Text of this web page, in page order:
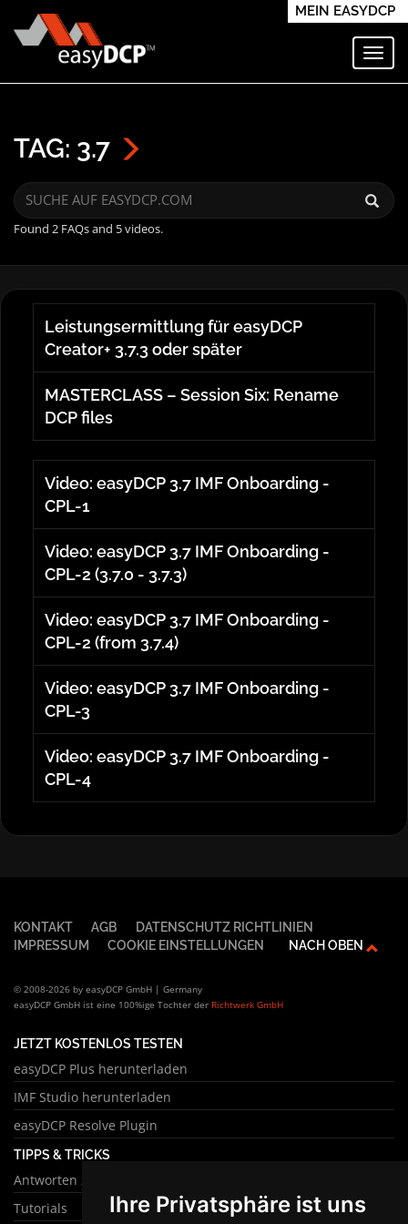
Ihre Privatsphäre ist uns
MEIN EASYDCP
TAG: 3.7
Found 2 FAQs and 5 videos.
Leistungsermittlung für easyDCP
Creator+ 3.7.3 oder später
MASTERCLASS – Session Six: Rename
DCP files
Video: easyDCP 3.7 IMF Onboarding -
CPL-1
Video: easyDCP 3.7 IMF Onboarding -
CPL-2 (3.7.0 - 3.7.3)
Video: easyDCP 3.7 IMF Onboarding -
CPL-2 (from 3.7.4)
Video: easyDCP 3.7 IMF Onboarding -
CPL-3
Video: easyDCP 3.7 IMF Onboarding -
CPL-4
KONTAKT AGB
DATENSCHUTZ RICHTLINIEN
IMPRESSUM
COOKIE EINSTELLUNGEN NACH OBEN
© 2008-2026 by easyDCP GmbH | Germany
easyDCP GmbH ist eine 100%ige Tochter der Richtwerk GmbH
JETZT KOSTENLOS TESTEN
easyDCP Plus herunterladen
IMF Studio herunterladen
easyDCP Resolve Plugin
TIPPS & TRICKS
Antworten zu häufigen Fragen
Tutorials